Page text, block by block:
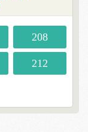
208
212